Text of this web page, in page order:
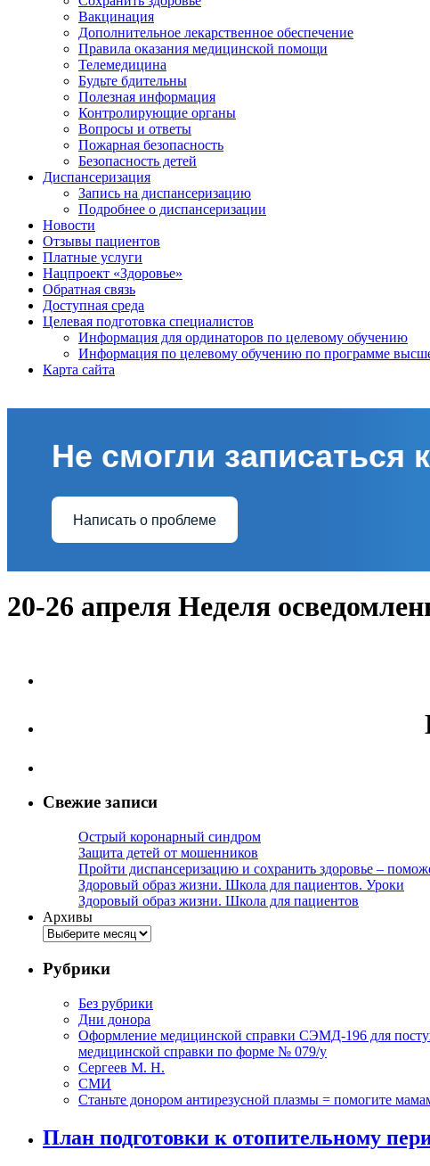
Вакцинация
Дополнительное лекарственное обеспечение
Правила оказания медицинской помощи
Телемедицина
Будьте бдительны
Полезная информация
Контролирующие органы
Вопросы и ответы
Пожарная безопасность
Безопасность детей
Диспансеризация
Запись на диспансеризацию
Подробнее о диспансеризации
Новости
Отзывы пациентов
Платные услуги
Нацпроект «Здоровье»
Обратная связь
Доступная среда
Целевая подготовка специалистов
Информация для ординаторов по целевому обучению
Информация по целевому обучению по программе
Карта сайта
Не смогли записаться
Написать о проблеме
20-26 апреля Неделя
Свежие записи
Острый коронарный синдром
Защита детей от мошенников
Пройти диспансеризацию и сохранить здоровье –
Здоровый образ жизни. Школа для пациентов. Уроки
Здоровый образ жизни. Школа для пациентов
Архивы
Рубрики
Без рубрики
Дни донора
Оформление медицинской справки СЭМД-196 для
медицинской справки по форме № 079/у
Сергеев М. Н.
СМИ
Станьте донором антирезусной плазмы = помогите
План подготовки к отопительному